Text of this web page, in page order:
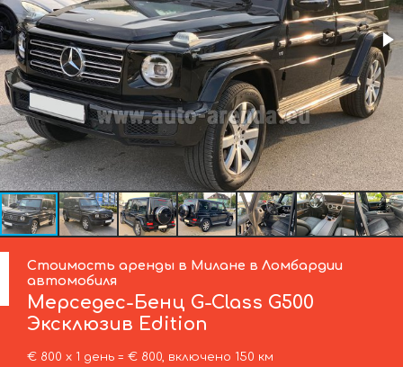
Стоимость аренды в Милане в Ломбардии
автомобиля
Мерседес-Бенц G-Class G500
Эксклюзив Edition
€ 800 х 1 день = € 800, включено 150 км